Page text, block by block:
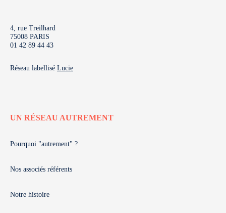
4, rue Treilhard
75008 PARIS
01 42 89 44 43
Réseau labellisé Lucie
UN RÉSEAU AUTREMENT
Pourquoi "autrement" ?
Nos associés référents
Notre histoire